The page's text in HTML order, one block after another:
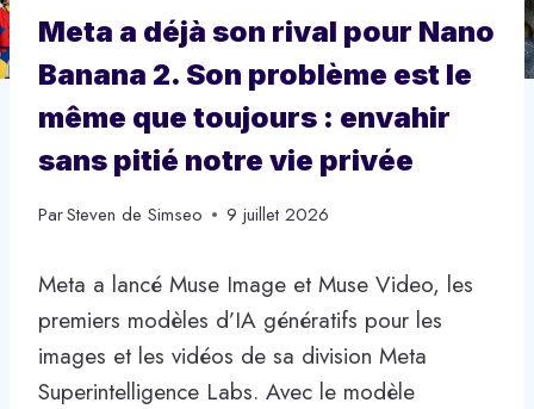
Meta a déjà son rival pour Nano
Banana 2. Son problème est le
même que toujours : envahir
sans pitié notre vie privée
ParSteven de Simseo 9 juillet 2026
Meta a lancé Muse Image et Muse Video, les
premiers modèles d’IA génératifs pour les
images et les vidéos de sa division Meta
Superintelligence Labs. Avec le modèle